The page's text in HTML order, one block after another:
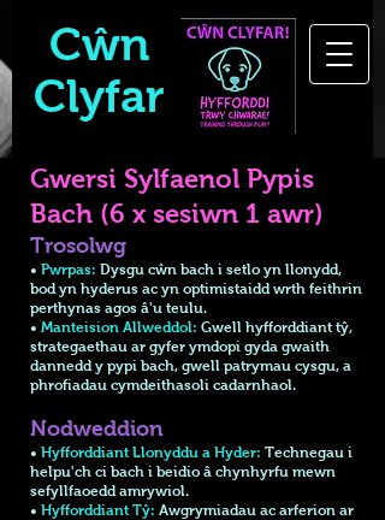
Cŵn
Clyfar
Gwersi Sylfaenol Pypis
Bach (6 x sesiwn 1 awr)
Trosolwg
• Pwrpas: Dysgu cŵn bach i setlo yn llonydd,
bod yn hyderus ac yn optimistaidd wrth feithrin
perthynas agos â'u teulu.
• Manteision Allweddol: Gwell hyfforddiant tŷ,
strategaethau ar gyfer ymdopi gyda gwaith
dannedd y pypi bach, gwell patrymau cysgu, a
phrofiadau cymdeithasoli cadarnhaol.
Nodweddion
• Hyfforddiant Llonyddu a Hyder: Technegau i
helpu'ch ci bach i beidio â chynhyrfu mewn
sefyllfaoedd amrywiol.
• Hyfforddiant Tŷ: Awgrymiadau ac arferion ar